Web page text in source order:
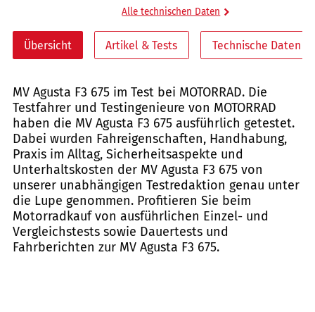
Alle technischen Daten
Übersicht Artikel & Tests Technische Daten
MV Agusta F3 675 im Test bei MOTORRAD. Die
Testfahrer und Testingenieure von MOTORRAD
haben die MV Agusta F3 675 ausführlich getestet.
Dabei wurden Fahreigenschaften, Handhabung,
Praxis im Alltag, Sicherheitsaspekte und
Unterhaltskosten der MV Agusta F3 675 von
unserer unabhängigen Testredaktion genau unter
die Lupe genommen. Profitieren Sie beim
Motorradkauf von ausführlichen Einzel- und
Vergleichstests sowie Dauertests und
Fahrberichten zur MV Agusta F3 675.